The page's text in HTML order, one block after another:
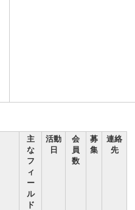
主
な
フ
ィ
ー
ル
ド
活動
日
会
員
数
募
集
連絡
先